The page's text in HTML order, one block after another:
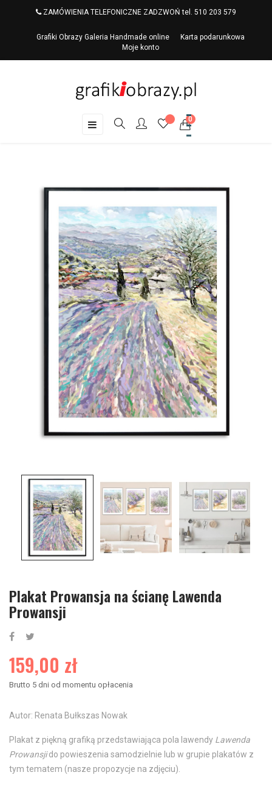
ZAMÓWIENIA TELEFONICZNE ZADZWOŃ tel. 510 203 579
Grafiki Obrazy Galeria Handmade online
Karta podarunkowa
Moje konto
Toggle
☰ 0
Plakat Prowansja na ścianę Lawenda
Prowansji
159,00 zł
Brutto 5 dni od momentu opłacenia
Autor: Renata Bułkszas Nowak
Plakat z piękną grafiką przedstawiająca pola lawendy Lawenda
Prowansjido powieszenia samodzielnie lub w grupie plakatów z
tym tematem (nasze propozycje na zdjęciu).